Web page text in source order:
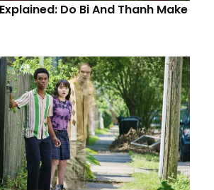
Do Bi And Thanh Make